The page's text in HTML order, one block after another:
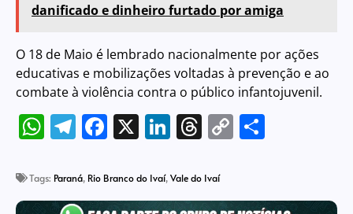
danificado e dinheiro furtado por amiga
O 18 de Maio é lembrado nacionalmente por ações
educativas e mobilizações voltadas à prevenção e ao
combate à violência contra o público infantojuvenil.
WhatsApp
Telegram
Facebook
X LinkedIn
Threads
Copy
Tags: Paraná, Rio Branco do Ivaí,Vale do Ivaí